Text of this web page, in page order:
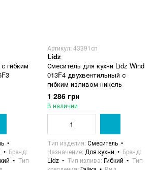
гибким
Бренд
Тип
Артикул: 43391сп
Lidz
Смеситель для кухни Lidz Wind
013F4 двухвентильный с
гибким изливом никель
1 286 грн
В наличии
Тип изделия Смеситель
Назначение Для кухни
Бренд
Lidz
Тип излива Гибкий
Тип